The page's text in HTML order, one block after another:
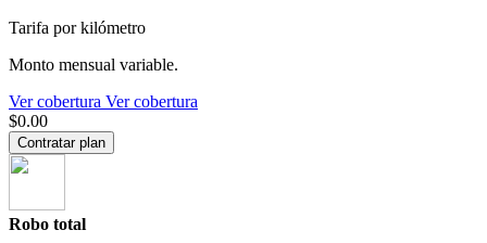
Tarifa por kilómetro
Monto mensual variable.
Ver cobertura Ver cobertura
$0.00
Contratar plan
Robo total